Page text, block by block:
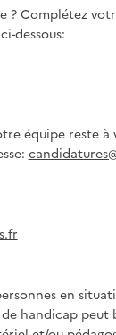
? Complétez
dessous:
équipe reste
en
handicap peut